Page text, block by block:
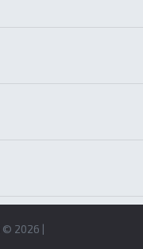
© 2026 |